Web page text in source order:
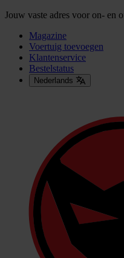
Jouw vaste adres voor on- en
Magazine
Voertuig toevoegen
Klantenservice
Bestelstatus
Nederlands